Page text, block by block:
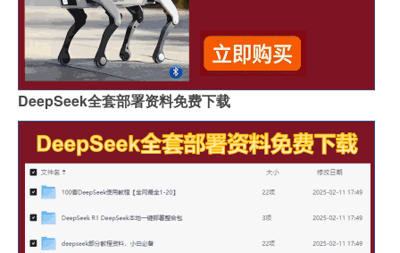
DeepSeek全套部署资料免费下载